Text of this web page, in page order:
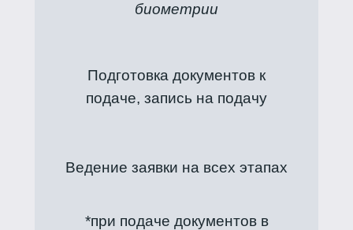
биометрии
Подготовка документов к
подаче, запись на подачу
Ведение заявки на всех этапах
*при подаче документов в